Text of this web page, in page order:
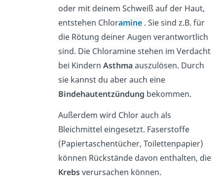
oder mit deinem Schweiß auf der Haut,
entstehen Chloramine . Sie sind z.B. für
die Rötung deiner Augen verantwortlich
sind. Die Chloramine stehen im Verdacht
bei Kindern Asthmaauszulösen. Durch
sie kannst du aber auch eine
Bindehautentzündung bekommen.
Außerdem wird Chlor auch als
Bleichmittel eingesetzt. Faserstoffe
(Papiertaschentücher, Toilettenpapier)
können Rückstände davon enthalten, die
Krebsverursachen können.